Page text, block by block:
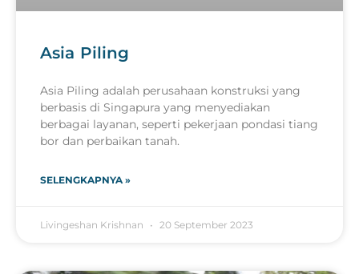
Asia Piling
Asia Piling adalah perusahaan konstruksi yang
berbasis di Singapura yang menyediakan
berbagai layanan, seperti pekerjaan pondasi tiang
bor dan perbaikan tanah.
SELENGKAPNYA »
Livingeshan Krishnan 20 September 2023